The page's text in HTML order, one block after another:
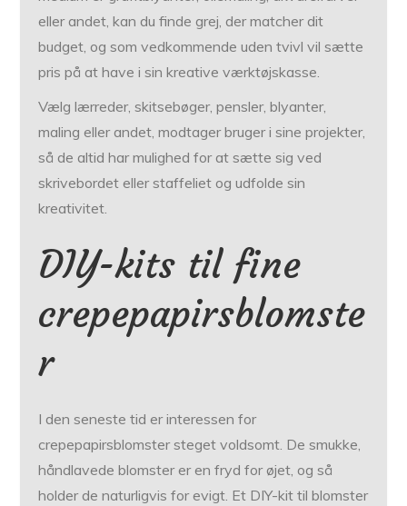
eller andet, kan du finde grej, der matcher dit
budget, og som vedkommende uden tvivl vil sætte
pris på at have i sin kreative værktøjskasse.
Vælg lærreder, skitsebøger, pensler, blyanter,
maling eller andet, modtager bruger i sine projekter,
så de altid har mulighed for at sætte sig ved
skrivebordet eller staffeliet og udfolde sin
kreativitet.
DIY-kits til fine
crepepapirsblomste
r
I den seneste tid er interessen for
crepepapirsblomster steget voldsomt. De smukke,
håndlavede blomster er en fryd for øjet, og så
holder de naturligvis for evigt. Et DIY-kit til blomster